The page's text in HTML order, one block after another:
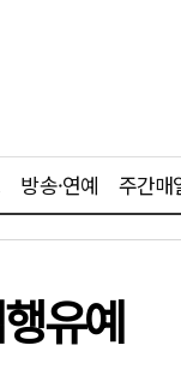
방송·연예 주간매
유예